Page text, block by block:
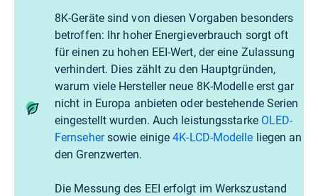
8K-Geräte sind von diesen Vorgaben besonders
betroffen: Ihr hoher Energieverbrauch sorgt oft
für einen zu hohen EEI-Wert, der eine Zulassung
verhindert. Dies zählt zu den Hauptgründen,
warum viele Hersteller neue 8K-Modelle erst gar
nicht in Europa anbieten oder bestehende Serien
eingestellt wurden. Auch leistungsstarke OLED-
Fernsehersowie einige4K-LCD-Modelle liegen an
den Grenzwerten.
Die Messung des EEI erfolgt im Werkszustand